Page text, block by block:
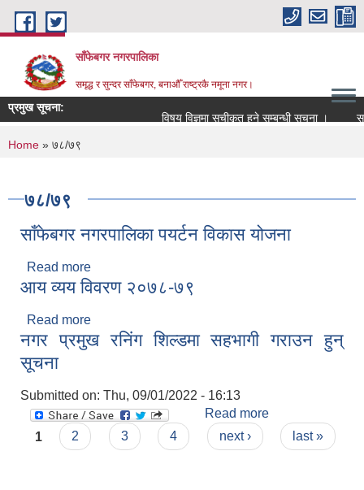
Skip to main content
साँफेबगर नगरपालिका
समृद्ध र सुन्दर साँफेबगर, बनाऔँ राष्ट्रकै नमूना नगर।
प्रमुख सूचना:
विषय विज्ञमा सुचीकृत हुने सम्बन्धी सूचना ।
You are here
Home » ७८/७९
७८/७९
साँफेबगर नगरपालिका पयर्टन विकास योजना
Read more
आय व्यय विवरण २०७८-७९
Read more
नगर प्रमुख रनिंग शिल्डमा सहभागी गराउन हुन्
सूचना
Submitted on: Thu, 09/01/2022 - 16:13
Read more
रनिंग शिल्डमा
सहभागी गराउन हुन्
Pages
1 2 3 4 next › last »